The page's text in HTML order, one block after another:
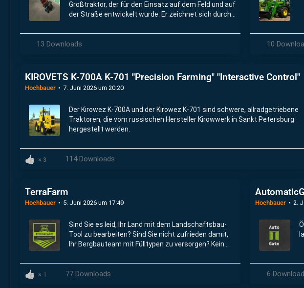
Großtraktor, der für den Einsatz auf dem Feld und auf
der Straße entwickelt wurde. Er zeichnet sich durch
Möglichkeit, die Betriebskosten zu senken, aus.
13 Downloads 10
KIROVETS K-700A K-701 "Precision Farming" "Interactive Control"
Hochbauer 7. Juni 2026 um 20:20
Der Kirowez K-700A und der Kirowez K-701 sind schwere, allradgetriebene
Traktoren, die vom russischen Hersteller Kirowwerk in Sankt Petersburg
hergestellt werden.
3 114 Downloads
TerraFarm
Hochbauer 5. Juni 2026 um 17:49
Sind Sie es leid, Ihr Land mit dem Landschaftsbau-
Tool zu bearbeiten? Sind Sie nicht zufrieden damit,
Ihr Bergbauteam mit Fülltypen zu versorgen? Kein
Ausrüstung Ihrer Wahl gestalten.
1 77 Downloads
Hochbauer 2.
6